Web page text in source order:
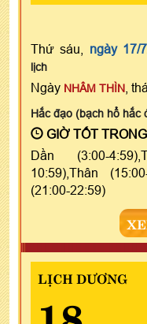
Thứ sáu, ngày 17/
lịch
Ngày NHÂM THÌN ,
Hắc đạo (bạch hổ hắc
GIỜ TỐT
Dần (3:00-
10:59),Thân
(21:00-22:59)
LỊCH DƯƠNG